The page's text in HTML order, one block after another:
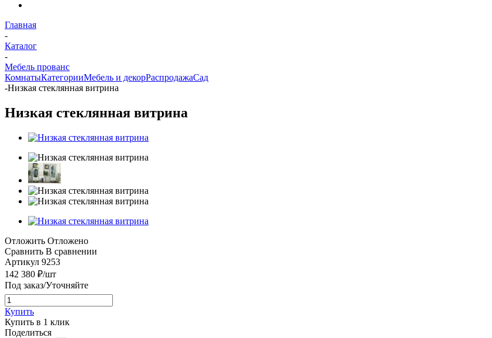
Главная
-
Каталог
-
Мебель прованс
КомнатыКатегорииМебель и декорРаспродажаСад
-Низкая стеклянная витрина
Низкая стеклянная витрина
Отложить Отложено
Сравнить В сравнении
Артикул 9253
142 380 ₽/шт
Под заказ/Уточняйте
Купить
Купить в 1 клик
Поделиться